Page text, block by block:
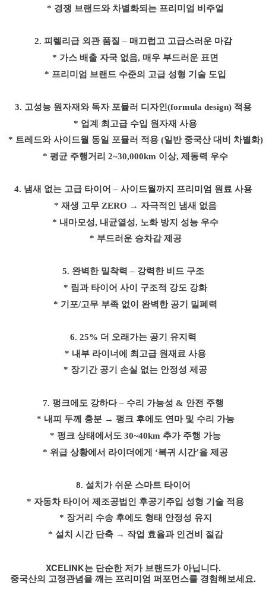
* 경쟁 브랜드와 차별화되는 프리미엄 비주얼
2. 피렐리급 외관 품질 – 매끄럽고 고급스러운 마감
* 가스 배출 자국 없음, 매우 부드러운 표면
* 프리미엄 브랜드 수준의 고급 성형 기술 도입
3. 고성능 원자재와 독자 포뮬러 디자인 (formula design) 적용
* 업계 최고급 수입 원자재 사용
* 트레드와 사이드월 동일 포뮬러 적용(일반 중국산 대비 차별화)
* 평균 주행거리 2~30,000km 이상, 제동력 우수
4. 냄새 없는 고급 타이어 – 사이드월까지 프리미엄 원료 사용
* 재생 고무 ZERO → 자극적인 냄새 없음
* 내마모성, 내균열성, 노화 방지 성능 우수
* 부드러운 승차감 제공
5. 완벽한 밀착력 – 강력한 비드 구조
* 림과 타이어 사이 구조적 강도 강화
* 기포/고무 부족 없이 완벽한 공기 밀폐력
6. 25% 더 오래가는 공기 유지력
* 내부 라이너에 최고급 원재료 사용
* 장기간 공기 손실 없는 안정성 제공
7. 펑크에도 강하다– 수리 가능성 & 안전 주행
* 내피 두께 충분→ 펑크 후에도 연마 및 수리 가능
* 펑크 상태에서도 30~40km 추가 주행 가능
* 위급 상황에서 라이더에게
‘복귀 시간’을 제공
8. 설치가 쉬운 스마트 타이어
* 자동차 타이어 제조공법인 후공기주입 성형 기술 적용
* 장거리 수송 후에도 형태 안정성 유지
* 설치 시간 단축→ 작업 효율과 인건비 절감
XCELINK는 단순한 저가 브랜드가 아닙니다.
중국산의 고정관념을 깨는 프리미엄 퍼포먼스를 경험해보세요.